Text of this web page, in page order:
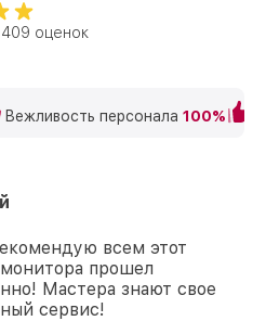
409 оценок
Вежливость персонала 100%
всем этот
прошел
Мастера знают свое
сервис!